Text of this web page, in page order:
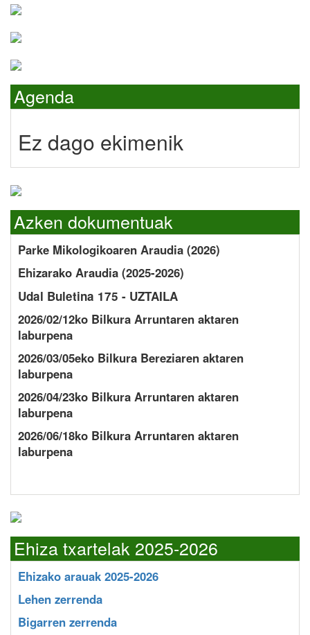
Agenda
Ez dago ekimenik
Azken dokumentuak
Parke Mikologikoaren Araudia (2026)
Ehizarako Araudia (2025-2026)
Udal Buletina 175 - UZTAILA
2026/02/12ko Bilkura Arruntaren aktaren
laburpena
2026/03/05eko Bilkura Bereziaren aktaren
laburpena
2026/04/23ko Bilkura Arruntaren aktaren
laburpena
2026/06/18ko Bilkura Arruntaren aktaren
laburpena
Ehiza txartelak 2025-2026
Ehizako arauak 2025-2026
Lehen zerrenda
Bigarren zerrenda